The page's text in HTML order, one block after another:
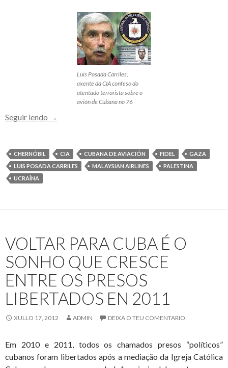
Luis Posada Carriles,
axente da CIA confeso do
atentado terrorista sobre o
avión de Cubana no 76
Seguir lendo Fidel,
Ucraína
e
→
CHERNÓBIL CIA CUBANA DE AVIACIÓN FIDEL
GAZA
LUIS POSADA CARRILES
MALAYSIAN AIRLINES
PALESTINA
UCRAÍNA
VOLTAR PARA CUBA É O
SONHO QUE CRESCE
ENTRE OS PRESOS
LIBERTADOS EN 2011
XULLO 17, 2012 ADMIN DEIXA O TEU COMENTARIO.
Em 2010 e 2011, todos os chamados presos “políticos”
cubanos foram libertados após a mediação da Igreja Católica